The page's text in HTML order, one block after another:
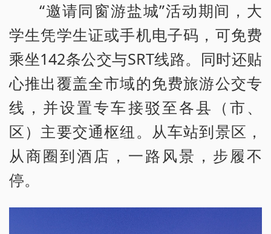
“邀请同窗游盐城”活动期间，大
学生凭学生证或手机电子码，可免费
乘坐142条公交与SRT线路。同时还贴
心推出覆盖全市域的免费旅游公交专
线，并设置专车接驳至各县（市、
区）主要交通枢纽。从车站到景区，
从商圈到酒店，一路风景，步履不
停。